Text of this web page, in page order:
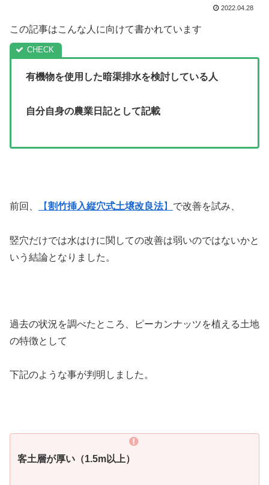
2022.04.28
この記事はこんな人に向けて書かれています
有機物を使用した暗渠排水を検討している人
自分自身の農業日記として記載
前回、 【割竹挿入縦穴式土壌改良法】 で改善を試み、
竪穴だけでは水はけに関しての改善は弱いのではないかと
いう結論となりました。
過去の状況を調べたところ、ピーカンナッツを植える土地
の特徴として
下記のような事が判明しました。
客土層が厚い（1.5m以上）